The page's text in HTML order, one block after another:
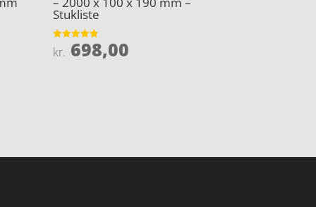
Stukliste
Vurderet
4.8
kr. 698,00